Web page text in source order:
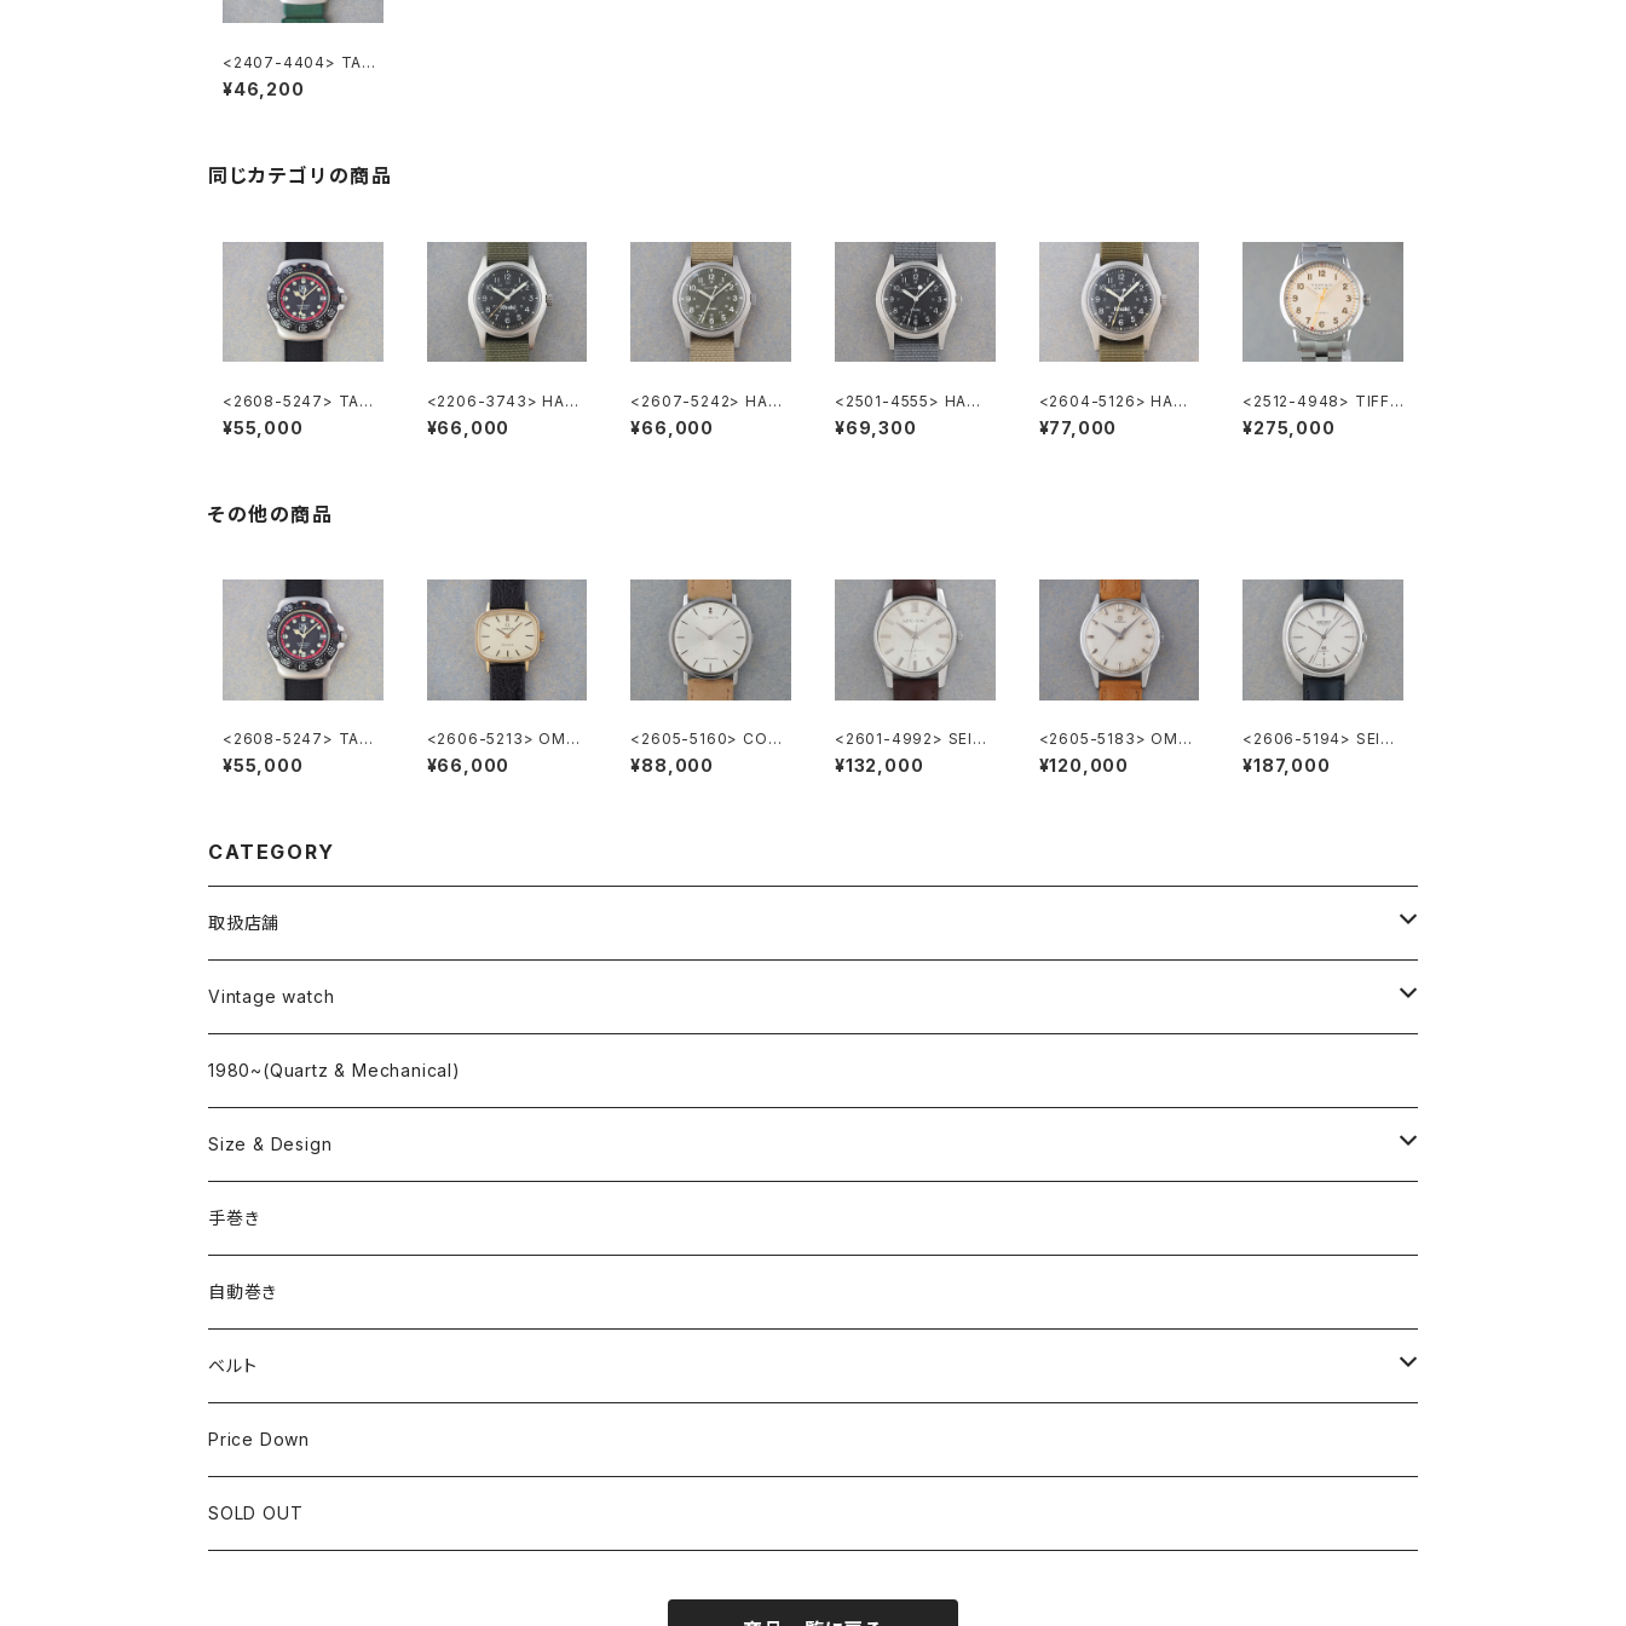
<2407-4404> TAG
HEUER FORMULA1
¥46,200
同じカテゴリの商品
<2608-5247> TAG
HEUER FORMULA1
¥55,000
<2206-3743> HAMI
LTON Khaki
¥66,000
<2607-5242> HAMI
LTON Khaki Nature
¥66,000
<2501-4555> HAMIL
TON Khaki
¥69,300
<2604-5126> HAMI
LTON Khaki
¥77,000
<2512-4948> TIFFA
NY & Co. CT60
¥275,000
その他の商品
<2608-5247> TAG
HEUER FORMULA1
¥55,000
<2606-5213> OME
GA Geneve
¥66,000
<2605-5160> CORU
M Automatic
¥88,000
<2601-4992> SEIK
O "1st" KING SEIKO
¥132,000
<2605-5183> OME
GA ”Cal.285"
¥120,000
<2606-5194> SEIK
O "56GS" Grand Sei
ko
¥187,000
CATEGORY
取扱店舗
L o'clock
"delve"
Vintage watch
海外ブランド
OMEGA
ROLEX
国産ブランド
SEIKO
CITIZEN
1980~(Quartz & Mechanical)
Size & Design
~24.9mm
25mm~29.9mm
30mm~34.9mm
35mm~39.9mm
40mm~
手巻き
自動巻き
ベルト
HIRSCHベルト
SSブレスレット
Price Down
SOLD OUT